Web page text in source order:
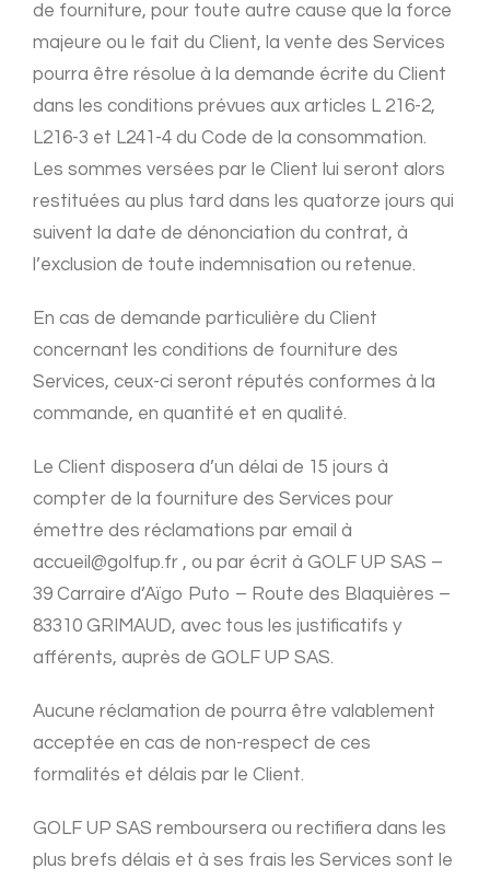
de fourniture, pour toute autre cause que la force
majeure ou le fait du Client, la vente des Services
pourra être résolue à la demande écrite du Client
dans les conditions prévues aux articles L 216-2,
L216-3 et L241-4 du Code de la consommation.
Les sommes versées par le Client lui seront alors
restituées au plus tard dans les quatorze jours qui
suivent la date de dénonciation du contrat, à
l’exclusion de toute indemnisation ou retenue.
En cas de demande particulière du Client
concernant les conditions de fourniture des
Services, ceux-ci seront réputés conformes à la
commande, en quantité et en qualité.
Le Client disposera d’un délai de 15 jours à
compter de la fourniture des Services pour
émettre des réclamations par email à
accueil@golfup.fr , ou par écrit à GOLF UP SAS –
39 Carraire d’Aïgo Puto – Route des Blaquières –
83310 GRIMAUD, avec tous les justificatifs y
afférents, auprès de GOLF UP SAS.
Aucune réclamation de pourra être valablement
acceptée en cas de non-respect de ces
formalités et délais par le Client.
GOLF UP SAS remboursera ou rectifiera dans les
plus brefs délais et à ses frais les Services sont le